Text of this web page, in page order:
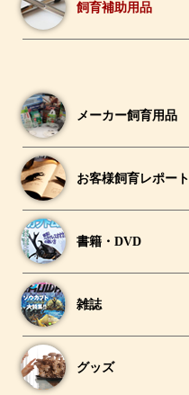
飼育補助用品
メーカー飼育用品
お客様飼育レポート
書籍・DVD
雑誌
グッズ